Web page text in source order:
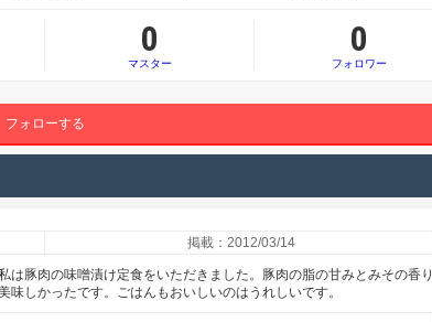
0
マスター
0
フォロワー
フォローする
掲載：2012/03/14
豚肉の味噌漬け定食をいただきました。豚肉の脂の甘みとみその香り
しかったです。ごはんもおいしいのはうれしいです。